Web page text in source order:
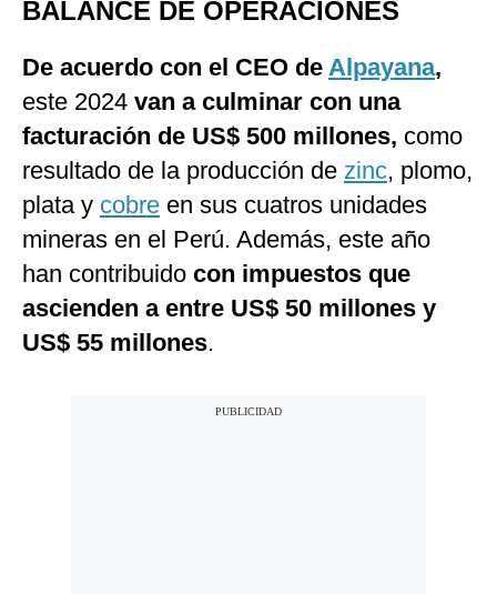
BALANCE DE OPERACIONES
De acuerdo con el CEO de Alpayana,
este 2024 van a culminar con una
facturación de US$ 500 millones, como
resultado de la producción de zinc, plomo,
plata y cobre en sus cuatros unidades
mineras en el Perú. Además, este año
han contribuido con impuestos que
ascienden a entre US$ 50 millones y
US$ 55 millones.